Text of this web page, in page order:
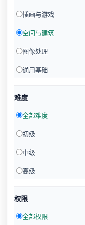
插画与游戏
空间与建筑
图像处理
通用基础
难度
全部难度
初级
中级
高级
权限
全部权限